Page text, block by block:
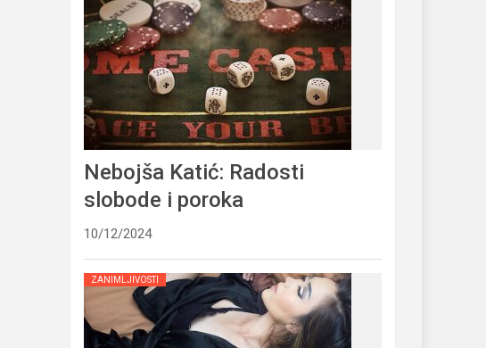
Nebojša Katić: Radosti
slobode i poroka
10/12/2024
ZANIMLJIVOSTI